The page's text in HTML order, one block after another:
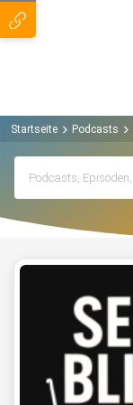
Startseite Podcasts